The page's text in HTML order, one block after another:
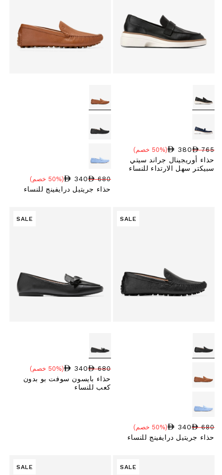
السعر العادي
765
سعر البيع
380
نسبة الخصم
(50% خصم)
حذاء أوريجينال جراند سيتي
سبيكتر سهل الارتداء للنساء
السعر العادي
680
سعر البيع
340
نسبة الخصم
(50% خصم)
حذاء جريتيل درايفينج للنساء
SALE
السعر العادي
680
سعر البيع
340
نسبة الخصم
(50% خصم)
حذاء جريتيل درايفينج للنساء
SALE
السعر العادي
680
سعر البيع
340
نسبة الخصم
(50% خصم)
حذاء بايسون سوفت بو بدون
كعب للنساء
SALE
SALE